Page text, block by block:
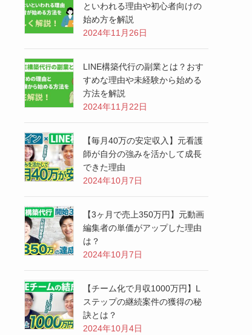
といわれる理由や初心者向けの
始め方を解説
2024年11月26日
LINE構築代行の副業とは？おす
すめな理由や未経験から始める
方法を解説
2024年11月22日
【毎月40万の安定収入】元看護
師が自分の強みを活かして成長
できた理由
2024年10月7日
【3ヶ月で売上350万円】元動画
編集者の単価がアップした理由
は？
2024年10月7日
【チーム化で月収1000万円】L
ステップの継続案件の獲得の秘
訣とは？
2024年10月4日